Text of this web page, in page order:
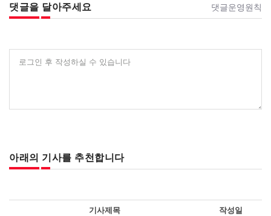
댓글을 달아주세요 댓글운영원칙
로그인 후 작성하실 수 있습니다
아래의 기사를 추천합니다
기사제목 작성일